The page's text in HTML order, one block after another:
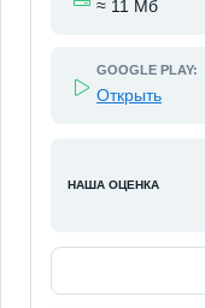
≈ 11 Мб
GOOGLE PLAY:
Открыть
НАША ОЦЕНКА